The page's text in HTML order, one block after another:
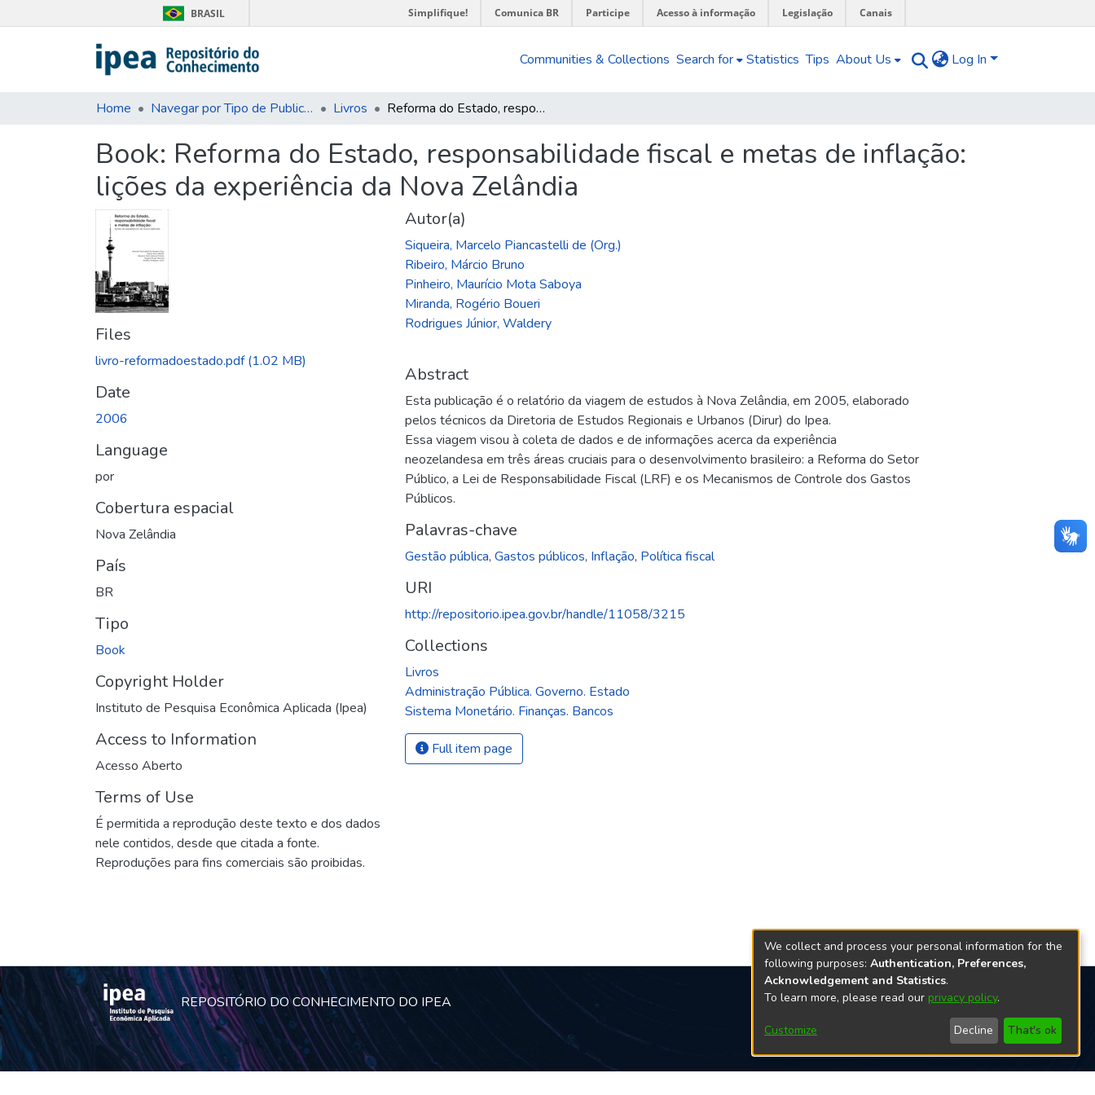
BRASIL Simplifique! Comunica BR Participe Acesso à informação Legislação Canais
Communities & Collections Search for Statistics Tips About Us Log In
Home Navegar por Tipo de Publicação Livros Reforma do Estado, responsabilidade fiscal e metas de inflação: lições da experiência da Nova Zelândia
Book: Reforma do Estado, responsabilidade fiscal e metas de inflação:
lições da experiência da Nova Zelândia
Files
livro-reformadoestado.pdf(1.02 MB)
Date
2006
Language
por
Cobertura espacial
Nova Zelândia
País
BR
Tipo
Book
Copyright Holder
Instituto de Pesquisa Econômica Aplicada (Ipea)
Access to Information
Acesso Aberto
Terms of Use
É permitida a reprodução deste texto e dos dados
nele contidos, desde que citada a fonte.
Reproduções para fins comerciais são proibidas.
Autor(a)
Siqueira, Marcelo Piancastelli de (Org.)
Ribeiro, Márcio Bruno
Pinheiro, Maurício Mota Saboya
Miranda, Rogério Boueri
Rodrigues Júnior, Waldery
Abstract
Esta publicação é o relatório da viagem de estudos à Nova Zelândia, em 2005, elaborado
pelos técnicos da Diretoria de Estudos Regionais e Urbanos (Dirur) do Ipea.
Essa viagem visou à coleta de dados e de informações acerca da experiência
neozelandesa em três áreas cruciais para o desenvolvimento brasileiro: a Reforma do Setor
Público, a Lei de Responsabilidade Fiscal (LRF) e os Mecanismos de Controle dos Gastos
Públicos.
Palavras-chave
Gestão pública, Gastos públicos, Inflação, Política fiscal
URI
http://repositorio.ipea.gov.br/handle/11058/3215
Collections
Livros
Administração Pública. Governo. Estado
Sistema Monetário. Finanças. Bancos
Full item page
REPOSITÓRIO DO CONHECIMENTO DO IPEA
Redes sociais
We collect and process your personal information for the
following purposes: Authentication, Preferences,
Acknowledgement and Statistics.
To learn more, please read our privacy policy.
Customize Decline That's ok